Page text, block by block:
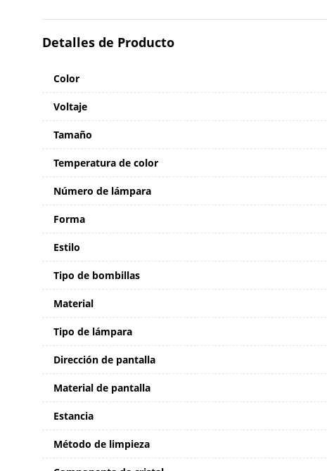
Detalles de Producto
Color
Voltaje
Tamaño
Temperatura de color
Número de lámpara
Forma
Estilo
Tipo de bombillas
Material
Tipo de lámpara
Dirección de pantalla
Material de pantalla
Estancia
Método de limpieza